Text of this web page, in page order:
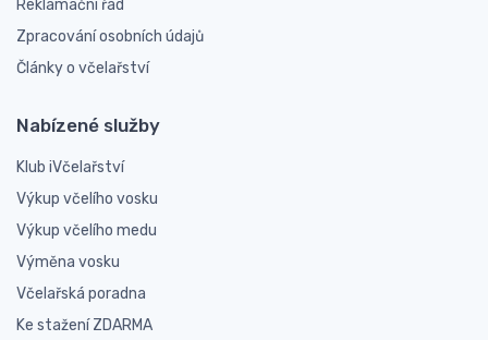
Reklamační řád
Zpracování osobních údajů
Články o včelařství
Nabízené služby
Klub iVčelařství
Výkup včelího vosku
Výkup včelího medu
Výměna vosku
Včelařská poradna
Ke stažení ZDARMA